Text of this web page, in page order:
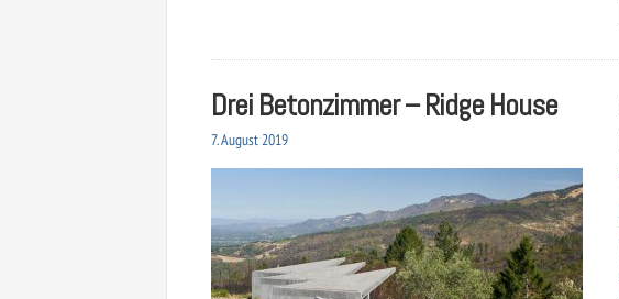
Drei Betonzimmer – Ridge House
7. August 2019